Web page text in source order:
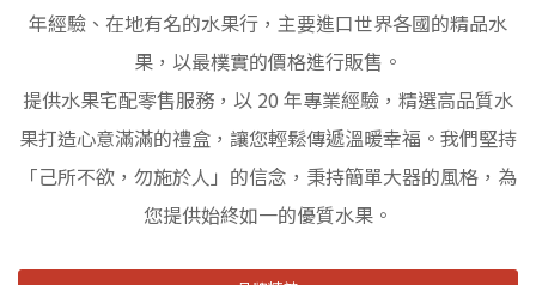
年經驗、在地有名的水果行，主要進口世界各國的精品水
果，以最樸實的價格進行販售。
提供水果宅配零售服務，以 20 年專業經驗，精選高品質水
果打造心意滿滿的禮盒，讓您輕鬆傳遞溫暖幸福。我們堅持
「己所不欲，勿施於人」的信念，秉持簡單大器的風格，為
您提供始終如一的優質水果。